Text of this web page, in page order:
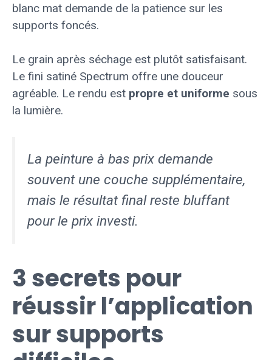
blanc mat demande de la patience sur les
supports foncés.
Le grain après séchage est plutôt satisfaisant.
Le fini satiné Spectrum offre une douceur
agréable. Le rendu est propre et uniforme sous
la lumière.
La peinture à bas prix demande
souvent une couche supplémentaire,
mais le résultat final reste bluffant
pour le prix investi.
3 secrets pour
réussir l’application
sur supports